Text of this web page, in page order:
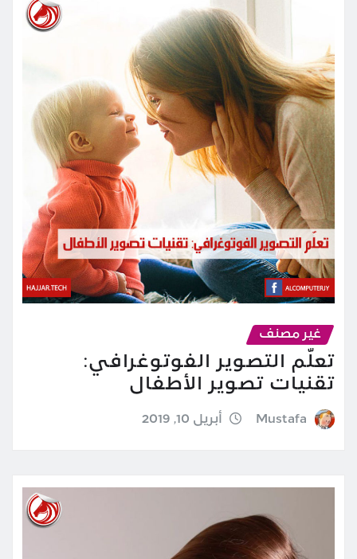
غير مصنف
تعلّم التصوير الفوتوغرافي:
تقنيات تصوير الأطفال
Mustafa أبريل 10, 2019